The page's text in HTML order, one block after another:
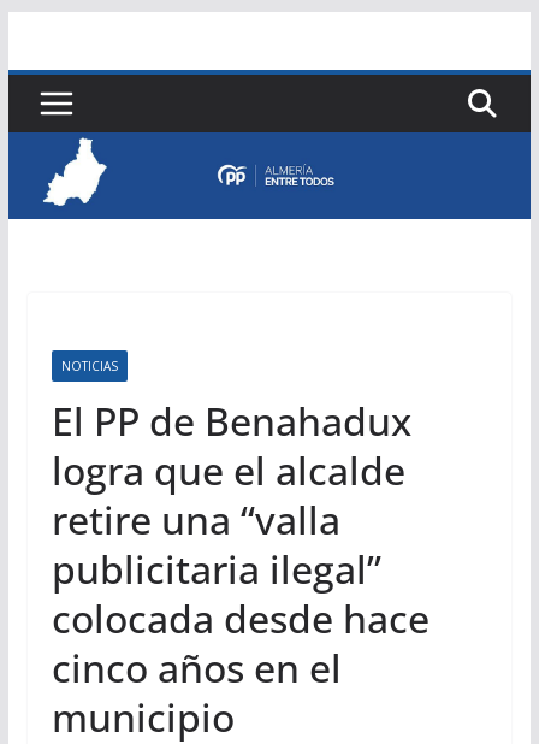
contenido
NOTICIAS
El PP de Benahadux
logra que el alcalde
retire una “valla
publicitaria ilegal”
colocada desde hace
cinco años en el
municipio